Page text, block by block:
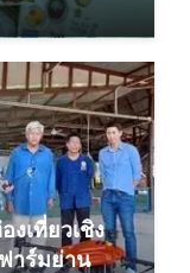
งเที่ยวเชิง
าร์มย่าน